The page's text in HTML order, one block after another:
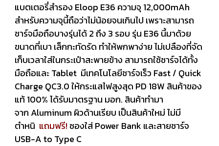
แบตเตอรี่สำรอง Eloop E36 ความจุ 12,000mAh
สำหรับความจุนี้ถือว่าไม่น้อยจนเกินไป เพราะสามารถ
ชาร์จมือถือบางรุ่นได้ 2 ถึง 3 รอบ รุ่น E36 นี้มาด้วย
ขนาดที่เบา เล็กกะทัดรัด ทำให้พกพาง่าย ไม่เปลืองที่จัด
เก็บเวลาใส่ในกระเป๋าสะพายข้าง สามารถใช้ชาร์จได้ทั้ง
มือถือและ Tablet มีเทคโนโลยีชาร์จเร็ว Fast / Quick
Charge QC3.0 ให้กระแสไฟสูงสุด PD 18W สินค้าของ
แท้ 100% ได้รับมาตรฐาน มอก. สินค้าทำมา
จาก Aluminum ผิวด้านเรียบ เป็นสินค้าใหม่ ไม่มี
ตำหนิ แถมฟรี! ซองใส่ Power Bank และสายชาร์จ
USB-A to Type C